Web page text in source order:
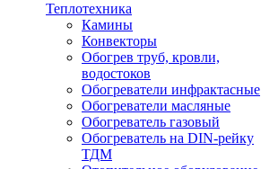
Теплотехника
Камины
Конвекторы
Обогрев труб, кровли,
водостоков
Обогреватели инфрактасные
Обогреватели масляные
Обогреватель газовый
Обогреватель на DIN-рейку
ТДМ